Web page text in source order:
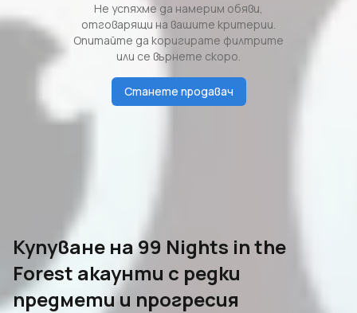
Не успяхме да намерим обяви,
отговарящи на вашите критерии.
Опитайте да коригирате филтрите
или се върнете скоро.
Станете продавач
Купуване на 99 Nights in the
Forest акаунти с редки
предмети и прогресия